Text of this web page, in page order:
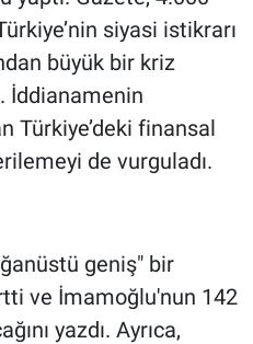
siyasi istikrarı
büyük bir kriz
İddianamenin
Türkiye’deki finansal
de vurguladı.
geniş" bir
ve İmamoğlu'nun 142
yazdı. Ayrıca,